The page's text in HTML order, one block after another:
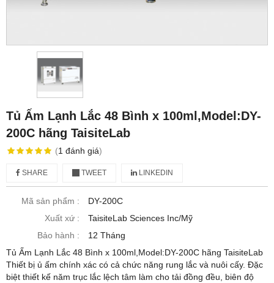
Tủ Ấm Lạnh Lắc 48 Bình x 100ml,Model:DY-
200C hãng TaisiteLab
(1 đánh giá)
SHARE TWEET LINKEDIN
Mã sản phẩm :
DY-200C
Xuất xứ :
TaisiteLab Sciences Inc/Mỹ
Bảo hành :
12 Tháng
Tủ Ấm Lạnh Lắc 48 Bình x 100ml,Model:DY-200C hãng TaisiteLab
Thiết bị ủ ấm chính xác có cả chức năng rung lắc và nuôi cấy. Đặc
biệt thiết kế năm trục lắc lệch tâm làm cho tải đồng đều, biên độ